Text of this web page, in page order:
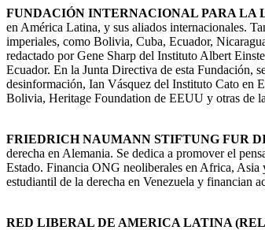
FUNDACIÓN INTERNACIONAL PARA LA
en América Latina, y sus aliados internacionales.
imperiales, como Bolivia, Cuba, Ecuador,
redactado por Gene Sharp del Instituto Albert
Ecuador. En la Junta Directiva de esta Fundación,
desinformación, Ian Vásquez del Instituto Cato en
Bolivia, Heritage Foundation de EEUU y otras de
FRIEDRICH NAUMANN STIFTUNG FUR
derecha en Alemania. Se dedica a promover el
Estado. Financia ONG neoliberales en Africa, Asia
estudiantil de la derecha en Venezuela y financian
RED LIBERAL DE AMERICA LATINA